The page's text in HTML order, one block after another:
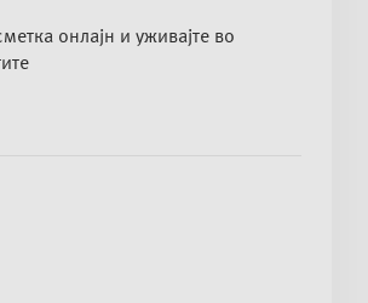
онлајн и уживајте во